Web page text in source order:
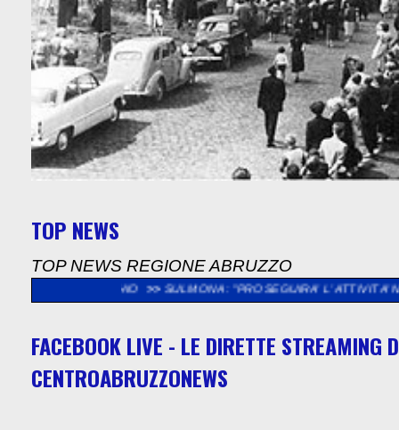
TOP NEWS
TOP NEWS REGIONE ABRUZZO
SULMONA: "PROSEGUIRA’ L’ ATTIVITA’ NELL’
FACEBOOK LIVE - LE DIRETTE STREAMING
CENTROABRUZZONEWS